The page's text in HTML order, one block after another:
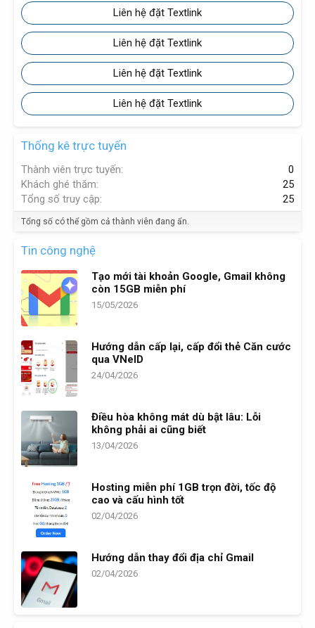
Liên hệ đặt Textlink
Liên hệ đặt Textlink
Liên hệ đặt Textlink
Liên hệ đặt Textlink
Thống kê trực tuyến
Thành viên trực tuyến
0
Khách ghé thăm
25
Tổng số truy cập
25
Tổng số có thể gồm cả thành viên đang ẩn.
Tin công nghệ
Tạo mới tài khoản Google, Gmail không
còn 15GB miễn phí
15/05/2026
Hướng dẫn cấp lại, cấp đổi thẻ Căn cước
qua VNeID
24/04/2026
Điều hòa không mát dù bật lâu: Lỗi
không phải ai cũng biết
13/04/2026
Hosting miễn phí 1GB trọn đời, tốc độ
cao và cấu hình tốt
02/04/2026
Hướng dẫn thay đổi địa chỉ Gmail
02/04/2026